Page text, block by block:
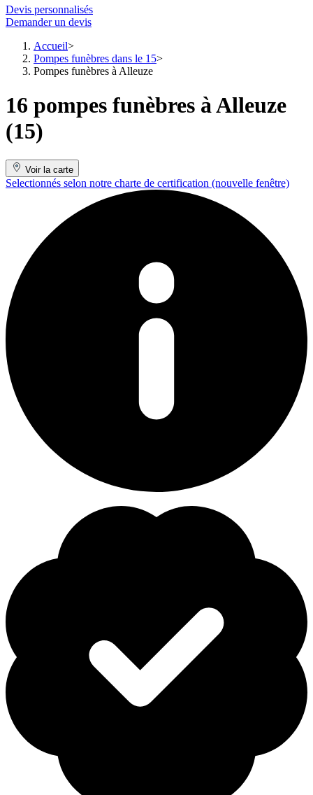
Devis personnalisés
Demander un devis
Accueil
Pompes funèbres dans le 15
Pompes funèbres à Alleuze
16 pompes funèbres à Alleuze
(15)
Voir la carte
Selectionnés selon notre charte de certification (nouvelle fenêtre)